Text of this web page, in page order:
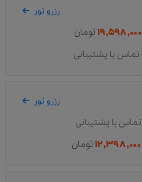
رزرو تور
۱۹,۵۹۸,۰۰۰ تومان
تماس با پشتیبانی
رزرو تور
تماس با پشتیبانی
۱۲,۳۹۸,۰۰۰ تومان